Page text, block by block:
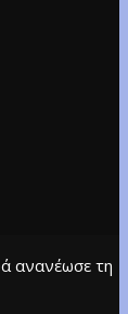
ανανέωσε τη